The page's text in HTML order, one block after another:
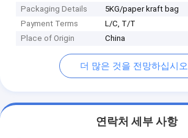
Packaging Details
5KG/paper kraft bag
Payment Terms
L/C, T/T
Place of Origin
China
더 많은 것을 전망하십시오
연락처 세부 사항